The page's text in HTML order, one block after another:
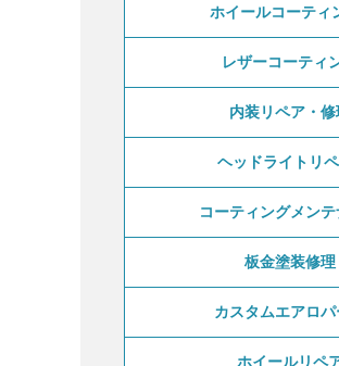
ホイールコーティ
レザーコーティ
内装リペア・修
ヘッドライトリ
コーティングメンテ
板金塗装修理
カスタムエアロパ
ホイールリペ